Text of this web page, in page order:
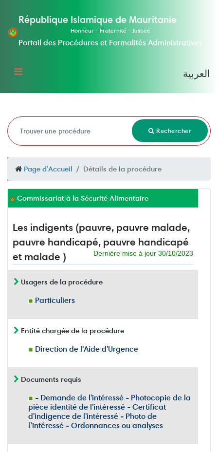
République Islamique de Mauritanie
Honneur - Fraternité - Justice
Portail des Procédures et Formalités Administratives
العربية
Rechercher
Page d'Accueil Détails de la procédure
Commissariat à la Sécurité Alimentaire
Les indigents (pauvre, pauvre malade,
pauvre handicapé, pauvre handicapé
et malade )
Dernière mise à jour 30/10/2023
Usagers de la procédure
Particuliers
Entité chargée de la procédure
Direction de l'Aide d'Urgence
Documents requis
- Demande de l'intéressé - Photocopie de la
pièce identité de l'intéressé - Certificat
d'indigence de l'intéressé - Photo de
l’intéressé - Ordonnances ou analyses